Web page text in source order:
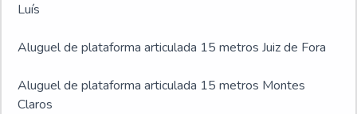
Luís
Aluguel de plataforma articulada 15 metros Juiz de Fora
Aluguel de plataforma articulada 15 metros Montes
Claros